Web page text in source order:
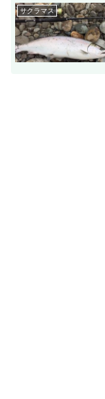
サクラマス